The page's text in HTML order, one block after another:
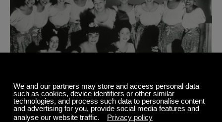
International Sweethearts of Rhythm: 挑战我们对爵士